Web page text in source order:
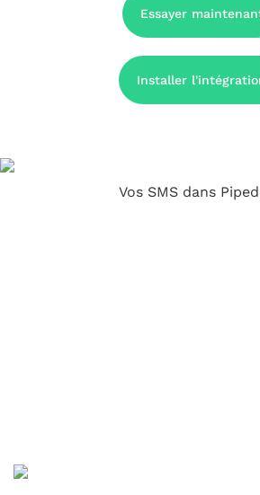
Essayer
Installer
Vos SMS dans